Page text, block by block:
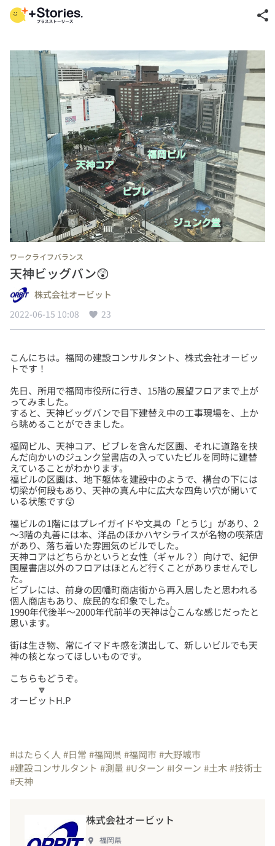
share
ワークライフバランス
天神ビッグバン😲
株式会社オービット
2022-06-15 10:08
23
こんにちは。福岡の建設コンサルタント、株式会社オービッ
先日、所用で福岡市役所に行き、15階の展望フロアまで上が
ってみました。
すると、天神ビッグバンで目下建替え中の工事現場を、上か
福岡ビル、天神コア、ビブレを含んだ区画、それに道路を挟
んだ向かいのジュンク堂書店の入っていたビルを同時に建替
えていることがわかります。
福ビルの区画は、地下躯体を建設中のようで、構台の下には
切梁が何段もあり、天神の真ん中に広大な四角い穴が開いて
福ビルの1階にはプレイガイドや文具の「とうじ」があり、2
～3階の丸善には本、洋品のほかハヤシライスが名物の喫茶店
があり、落ち着いた雰囲気のビルでした。
天神コアはどちらかというと女性（ギャル？）向けで、紀伊
国屋書店以外のフロアはほとんど行くことがありませんでし
た。
ビブレには、前身の因幡町商店街から再入居したと思われる
個人商店もあり、庶民的な印象でした。
1990年代後半～2000年代前半の天神は👆こんな感じだったと
街は生き物、常にイマドキ感を演出して、新しいビルでも天
こちらもどうぞ。
🔽
オービットH.P
#はたらく人 #日常 #福岡県#福岡市 #大野城市
#建設コンサルタント #測量#Uターン #Iターン #土木#技術士
#天神
株式会社オービット
福岡県